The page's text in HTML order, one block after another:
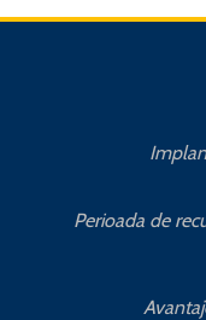
Perioada de